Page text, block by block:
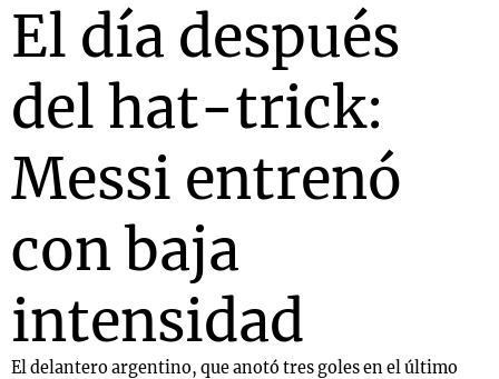
El día después
del hat-trick:
Messi entrenó
con baja
intensidad
El delantero argentino, que anotó tres goles en el último